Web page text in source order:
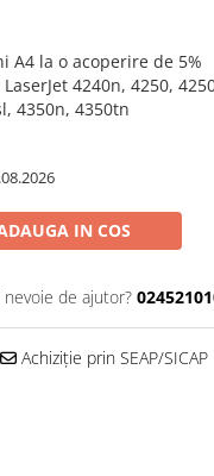
A4 la o acoperire de 5%
LaserJet 4240n, 4250,
4350n, 4350tn
IN COS
nevoie de ajutor?
Achiziție prin SEAP/SICAP